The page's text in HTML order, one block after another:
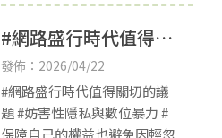
#網路盛行時代值得關
切的議題
發佈：2026/04/22
#網路盛行時代值得關切的議
題 #妨害性隱私與數位暴力 #
保障自己的權益也避免因輕忽